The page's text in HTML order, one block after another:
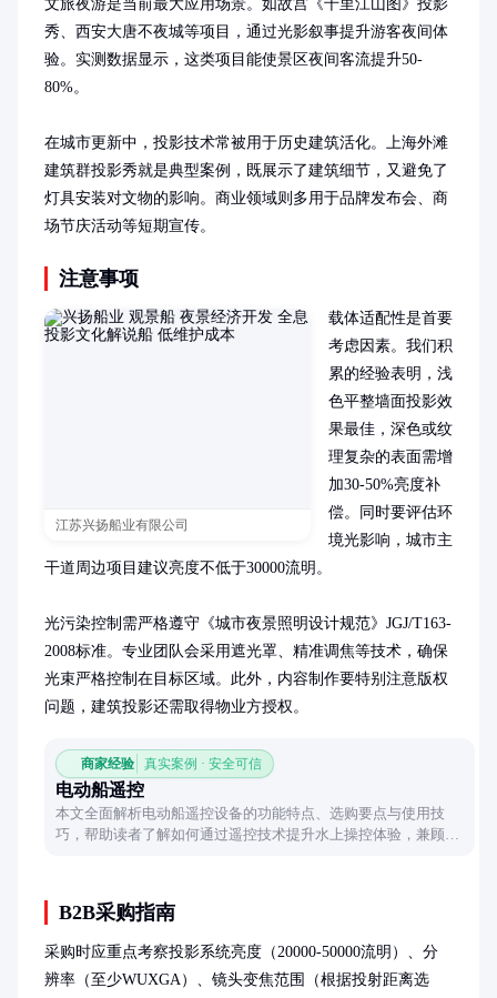
文旅夜游是当前最大应用场景。如故宫《千里江山图》投影
秀、西安大唐不夜城等项目，通过光影叙事提升游客夜间体
验。实测数据显示，这类项目能使景区夜间客流提升50-
80%。
在城市更新中，投影技术常被用于历史建筑活化。上海外滩
建筑群投影秀就是典型案例，既展示了建筑细节，又避免了
灯具安装对文物的影响。商业领域则多用于品牌发布会、商
场节庆活动等短期宣传。
注意事项
江苏兴扬船业有限公司
载体适配性是首要
考虑因素。我们积
累的经验表明，浅
色平整墙面投影效
果最佳，深色或纹
理复杂的表面需增
加30-50%亮度补
偿。同时要评估环
境光影响，城市主
干道周边项目建议亮度不低于30000流明。
光污染控制需严格遵守《城市夜景照明设计规范》JGJ/T163-
2008标准。专业团队会采用遮光罩、精准调焦等技术，确保
光束严格控制在目标区域。此外，内容制作要特别注意版权
问题，建筑投影还需取得物业方授权。
商家经验 真实案例 · 安全可信
电动船遥控
本文全面解析电动船遥控设备的功能特点、选购要点与使用技
巧，帮助读者了解如何通过遥控技术提升水上操控体验，兼顾实
B2B采购指南
采购时应重点考察投影系统亮度（20000-50000流明）、分
辨率（至少WUXGA）、镜头变焦范围（根据投射距离选